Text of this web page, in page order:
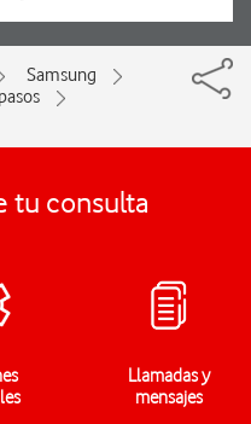
Samsung
tu consulta
Llamadas y
mensajes